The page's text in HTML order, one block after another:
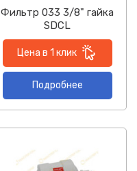
Фильтр 033 3/8" гайка
SDCL
Цена в 1 клик
Подробнее